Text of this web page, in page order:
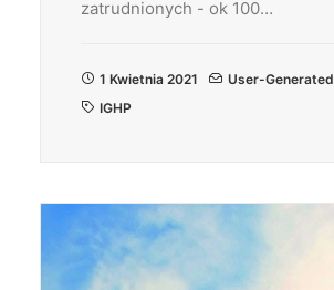
zatrudnionych - ok 100…
1 Kwietnia 2021 User-Generated
IGHP